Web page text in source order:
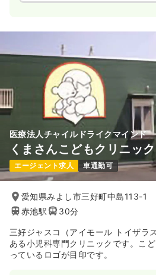
医療法人チャイルドライクマインド
くまさんこどもクリニック
エージェント求人 車通勤可
愛知県みよし市三好町中島113-1
赤池駅
30分
三好ジャスコ（アイモール トイザラ
ある小児科専門クリニックです。こ
っているロゴが目印です。